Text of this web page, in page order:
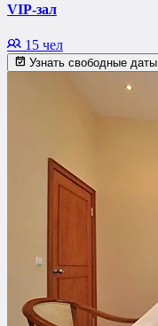
VIP-зал
15 чел
Узнать свободные даты